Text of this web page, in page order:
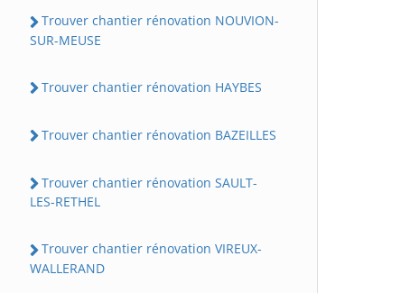
Trouver chantier rénovation NOUVION-
SUR-MEUSE
Trouver chantier rénovation HAYBES
Trouver chantier rénovation BAZEILLES
Trouver chantier rénovation SAULT-
LES-RETHEL
Trouver chantier rénovation VIREUX-
WALLERAND